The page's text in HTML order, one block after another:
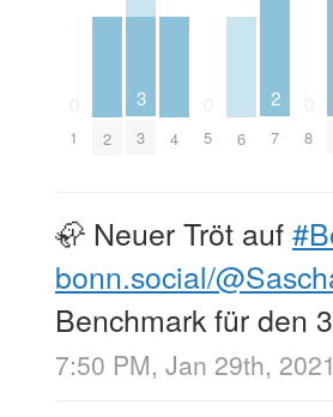
1 2
3
3 4 5 6
2
7 8
🦣 Neuer Tröt auf
bonn.social/
Benchmark für den
7:50 PM, Jan 29th, 2021